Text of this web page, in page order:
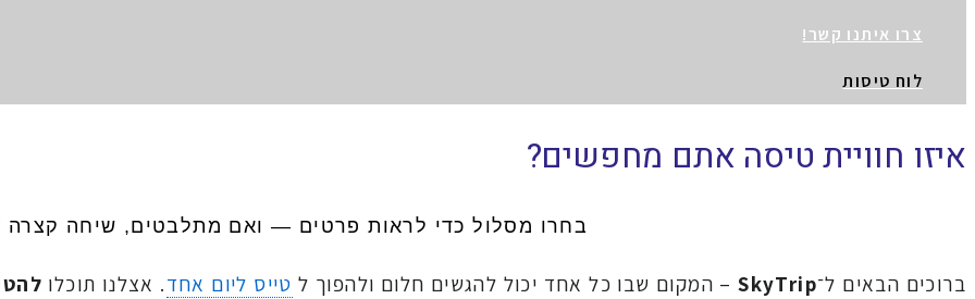
צרו איתנו קשר!
לוח טיסות
איזו חוויית טיסה אתם מחפשים?
בחרו מסלול כדי לראות פרטים — ואם מתלבטים, שיחה קצרה
ברוכים הבאים ל־SkyTrip– המקום שבו כל אחד יכול להגשים חלום ולהפוך ל טייס ליום אחד. אצלנו תוכלו